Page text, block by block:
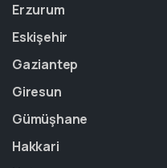
Erzurum
Eskişehir
Gaziantep
Giresun
Gümüşhane
Hakkari